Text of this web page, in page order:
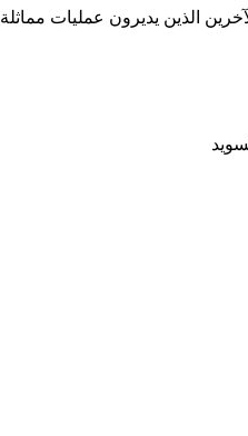
الذين يديرون عمليات مماثلة